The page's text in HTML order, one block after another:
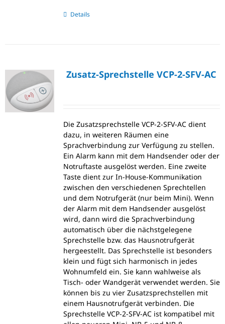
Details
Zusatz-Sprechstelle VCP-2-SFV-AC
Die Zusatzsprechstelle VCP-2-SFV-AC dient
dazu, in weiteren Räumen eine
Sprachverbindung zur Verfügung zu stellen.
Ein Alarm kann mit dem Handsender oder der
Notruftaste ausgelöst werden. Eine zweite
Taste dient zur In-House-Kommunikation
zwischen den verschiedenen Sprechtellen
und dem Notrufgerät (nur beim Mini). Wenn
der Alarm mit dem Handsender ausgelöst
wird, dann wird die Sprachverbindung
automatisch über die nächstgelegene
Sprechstelle bzw. das Hausnotrufgerät
hergeestellt. Das Sprechstelle ist besonders
klein und fügt sich harmonisch in jedes
Wohnumfeld ein. Sie kann wahlweise als
Tisch- oder Wandgerät verwendet werden. Sie
können bis zu vier Zusatzsprechstellen mit
einem Hausnotrufgerät verbinden. Die
Sprechstelle VCP-2-SFV-AC ist kompatibel mit